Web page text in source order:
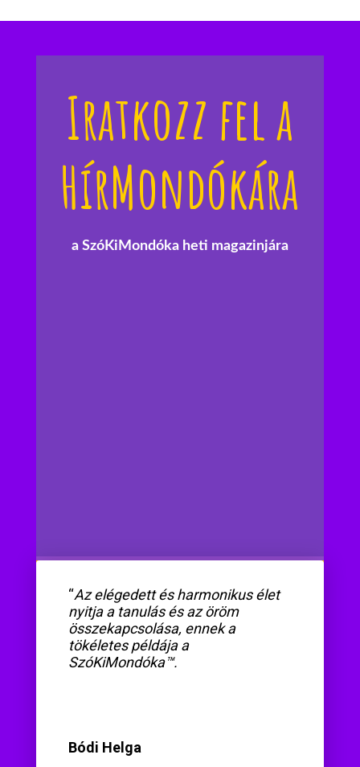
Iratkozz fel a
HírMondókára
a SzóKiMondóka heti magazinjára
“Az elégedett és harmonikus élet
nyitja a tanulás és az öröm
összekapcsolása, ennek a
tökéletes példája a
SzóKiMondóka™.
Bódi Helga